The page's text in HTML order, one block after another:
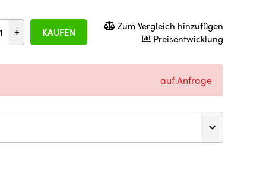
+ KAUFEN
Zum Vergleich hinzufügen
Preisentwicklung
auf Anfrage